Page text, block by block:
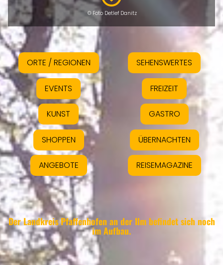
© Foto Detlef Danitz
ORTE / REGIONEN SEHENSWERTES
EVENTS FREIZEIT
KUNST GASTRO
SHOPPEN ÜBERNACHTEN
ANGEBOTE REISEMAGAZINE
Der Landkreis Pfaffenhofen an der Ilm befindet sich noch
im Aufbau.